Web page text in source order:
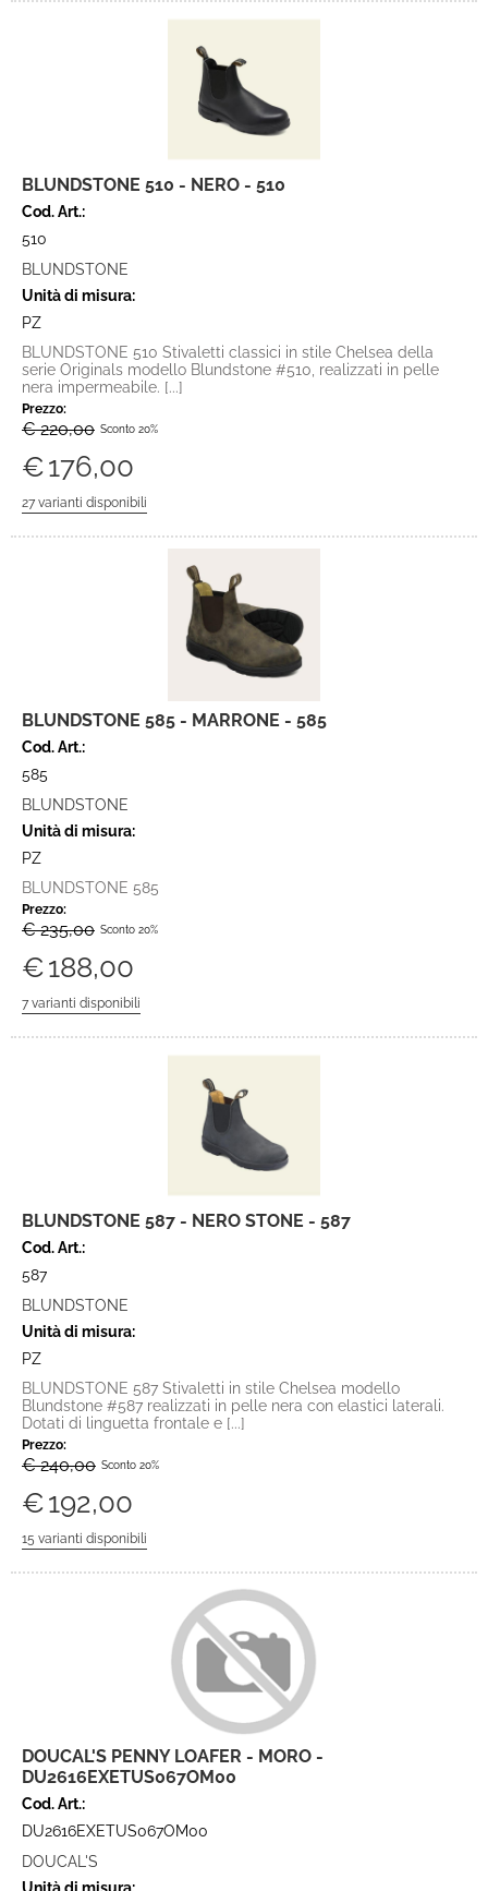
BLUNDSTONE 510 - NERO - 510
Cod. Art.:
510
BLUNDSTONE
Unità di misura:
PZ
BLUNDSTONE 510 Stivaletti classici in stile Chelsea della
serie Originals modello Blundstone #510, realizzati in pelle
nera impermeabile. [...]
Prezzo:
€ 220,00 Sconto 20%
€176,00
BLUNDSTONE 585 - MARRONE - 585
Cod. Art.:
585
BLUNDSTONE
Unità di misura:
PZ
BLUNDSTONE 585
Prezzo:
€ 235,00 Sconto 20%
€188,00
BLUNDSTONE 587 - NERO STONE - 587
Cod. Art.:
587
BLUNDSTONE
Unità di misura:
PZ
BLUNDSTONE 587 Stivaletti in stile Chelsea modello
Blundstone #587 realizzati in pelle nera con elastici laterali.
Dotati di linguetta frontale e [...]
Prezzo:
€ 240,00 Sconto 20%
€192,00
DOUCAL'S PENNY LOAFER - MORO -
DU2616EXETUS067OM00
Cod. Art.:
DU2616EXETUS067OM00
DOUCAL'S